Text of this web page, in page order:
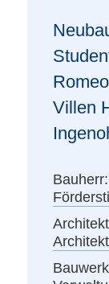
Villen
Bauherr: